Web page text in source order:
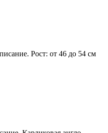
Рост: от 46 до 54 см